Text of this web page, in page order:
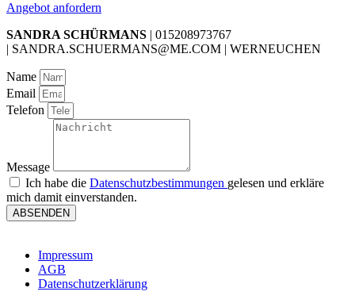
Angebot anfordern
SANDRA SCHÜRMANS | 015208973767
| SANDRA.SCHUERMANS@ME.COM | WERNEUCHEN
Name
Email
Telefon
Message
Ich habe die Datenschutzbestimmungen gelesen und erkläre
mich damit einverstanden.
ABSENDEN
Impressum
AGB
Datenschutzerklärung